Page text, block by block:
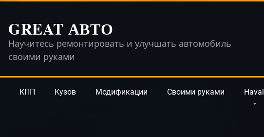
GREAT АВТО
Научитесь ремонтировать и улучшать автомобиль
своими руками
КПП Кузов Модификации Своими руками Haval